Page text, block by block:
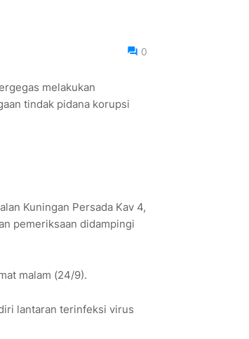
0
melakukan
tindak pidana korupsi
Kuningan Persada Kav 4,
pemeriksaan didampingi
malam (24/9).
lantaran terinfeksi virus